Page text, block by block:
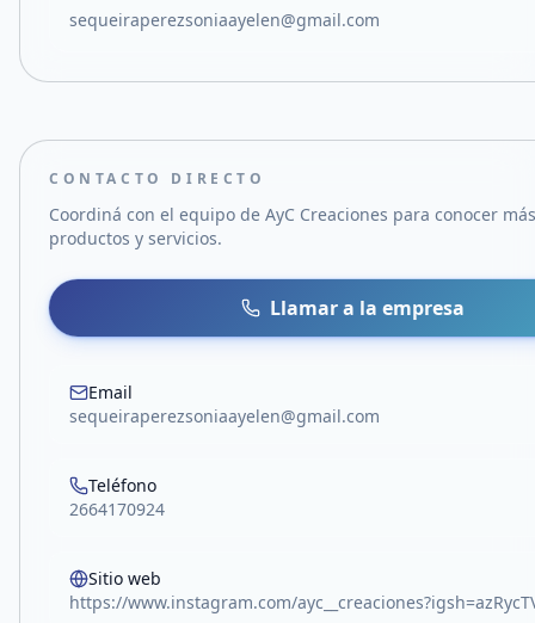
sequeiraperezsoniaayelen@gmail.com
CONTACTO DIRECTO
Coordiná con el equipo de AyC Creaciones para conocer
productos y servicios.
Llamar a la empresa
Email
sequeiraperezsoniaayelen@gmail.com
Teléfono
2664170924
Sitio web
https://www.instagram.com/